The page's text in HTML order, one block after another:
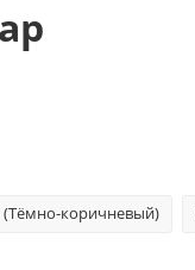
(Тёмно-коричневый)